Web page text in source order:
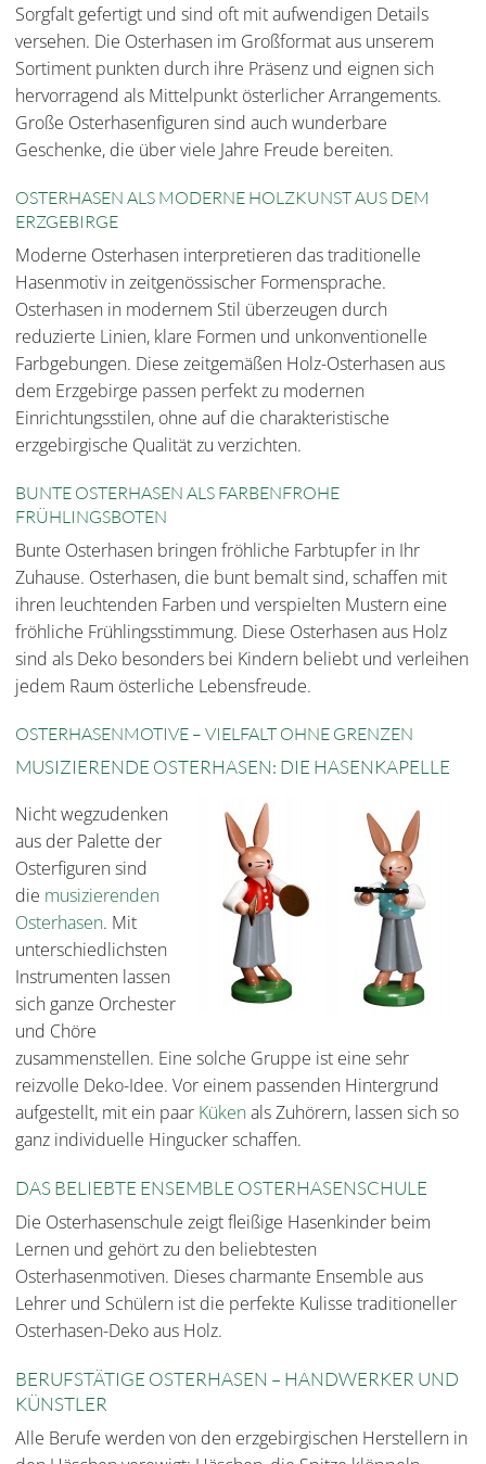
Sorgfalt gefertigt und sind oft mit aufwendigen Details
versehen. Die Osterhasen im Großformat aus unserem
Sortiment punkten durch ihre Präsenz und eignen sich
hervorragend als Mittelpunkt österlicher Arrangements.
Große Osterhasenfiguren sind auch wunderbare
Geschenke, die über viele Jahre Freude bereiten.
OSTERHASEN ALS MODERNE HOLZKUNST AUS DEM
ERZGEBIRGE
Moderne Osterhasen interpretieren das traditionelle
Hasenmotiv in zeitgenössischer Formensprache.
Osterhasen in modernem Stil überzeugen durch
reduzierte Linien, klare Formen und unkonventionelle
Farbgebungen. Diese zeitgemäßen Holz-Osterhasen aus
dem Erzgebirge passen perfekt zu modernen
Einrichtungsstilen, ohne auf die charakteristische
erzgebirgische Qualität zu verzichten.
BUNTE OSTERHASEN ALS FARBENFROHE
FRÜHLINGSBOTEN
Bunte Osterhasen bringen fröhliche Farbtupfer in Ihr
Zuhause. Osterhasen, die bunt bemalt sind, schaffen mit
ihren leuchtenden Farben und verspielten Mustern eine
fröhliche Frühlingsstimmung. Diese Osterhasen aus Holz
sind als Deko besonders bei Kindern beliebt und verleihen
jedem Raum österliche Lebensfreude.
OSTERHASENMOTIVE – VIELFALT OHNE GRENZEN
MUSIZIERENDE OSTERHASEN: DIE HASENKAPELLE
Nicht wegzudenken
aus der Palette der
Osterfiguren sind
die musizierenden
Osterhasen. Mit
unterschiedlichsten
Instrumenten lassen
sich ganze Orchester
und Chöre
zusammenstellen. Eine solche Gruppe ist eine sehr
reizvolle Deko-Idee. Vor einem passenden Hintergrund
aufgestellt, mit ein paar Kükenals Zuhörern, lassen sich so
ganz individuelle Hingucker schaffen.
DAS BELIEBTE ENSEMBLE OSTERHASENSCHULE
Die Osterhasenschule zeigt fleißige Hasenkinder beim
Lernen und gehört zu den beliebtesten
Osterhasenmotiven. Dieses charmante Ensemble aus
Lehrer und Schülern ist die perfekte Kulisse traditioneller
Osterhasen-Deko aus Holz.
BERUFSTÄTIGE OSTERHASEN – HANDWERKER UND
KÜNSTLER
Alle Berufe werden von den erzgebirgischen Herstellern in